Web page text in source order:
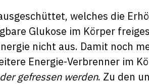
welches die
Glukose im Körper
nicht aus. Damit noch
Energie-Verbrenner im
gefressen werden. Zu den